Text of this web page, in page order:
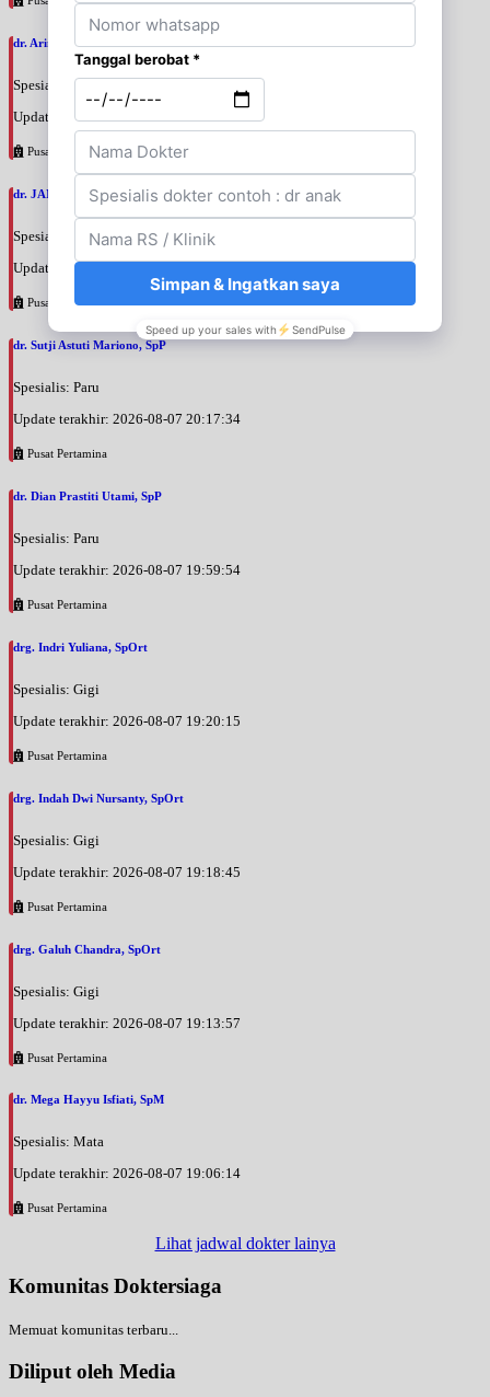
dr. Arini Purwono, SpP
Spesialis: Paru
Update terakhir: 2026-08-07 20:25:58
Pusat Pertamina
dr. JANUAR HABIBI, SpP
Spesialis: Paru
Update terakhir: 2026-08-07 20:23:50
Pusat Pertamina
dr. Sutji Astuti Mariono, SpP
Spesialis: Paru
Update terakhir: 2026-08-07 20:17:34
Pusat Pertamina
dr. Dian Prastiti Utami, SpP
Spesialis: Paru
Update terakhir: 2026-08-07 19:59:54
Pusat Pertamina
drg. Indri Yuliana, SpOrt
Spesialis: Gigi
Update terakhir: 2026-08-07 19:20:15
Pusat Pertamina
drg. Indah Dwi Nursanty, SpOrt
Spesialis: Gigi
Update terakhir: 2026-08-07 19:18:45
Pusat Pertamina
drg. Galuh Chandra, SpOrt
Spesialis: Gigi
Update terakhir: 2026-08-07 19:13:57
Pusat Pertamina
dr. Mega Hayyu Isfiati, SpM
Spesialis: Mata
Update terakhir: 2026-08-07 19:06:14
Pusat Pertamina
Lihat jadwal dokter lainya
Komunitas Doktersiaga
Memuat komunitas terbaru...
Diliput oleh Media